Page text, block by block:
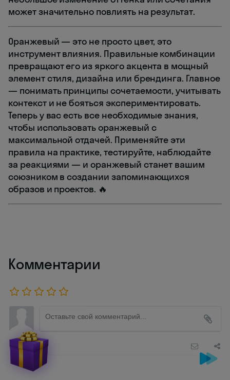
может значительно повлиять на результат.
Оранжевый — это не просто цвет, это
инструмент влияния. Правильные комбинации
превращают его из яркого акцента в мощный
элемент стиля, дизайна или брендинга. Главное
— понимать принципы сочетаемости, учитывать
контекст и не бояться экспериментировать.
Теперь у вас есть все необходимые знания,
чтобы использовать оранжевый с
максимальной отдачей. Применяйте эти
правила на практике, тестируйте, наблюдайте
за реакциями — и оранжевый станет вашим
союзником в создании запоминающихся
образов и проектов. 🔥
Комментарии
Новые